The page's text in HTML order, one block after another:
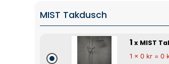
MIST Takdusch
1 x MIST
1 x 0 kr = 0